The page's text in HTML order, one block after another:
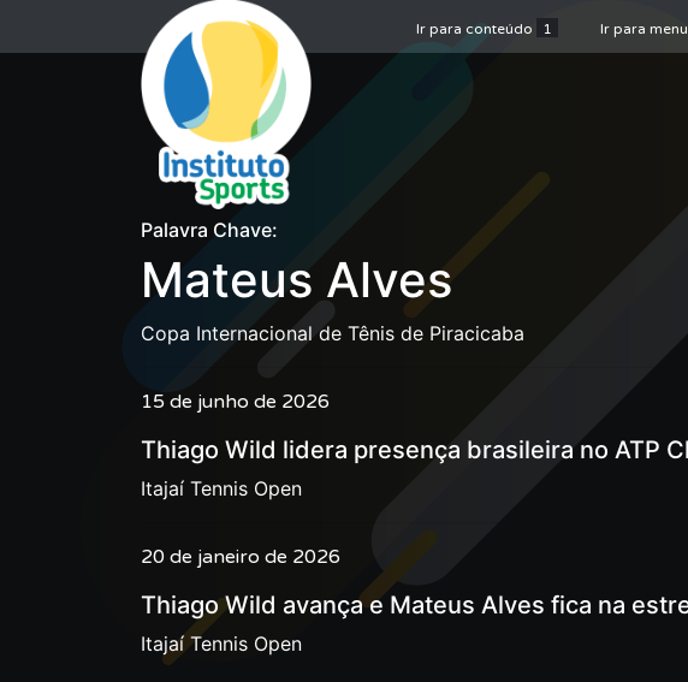
Ir para conteúdo 1 Ir para menu
Palavra Chave:
Mateus Alves
Copa Internacional de Tênis de Piracicaba
15 de junho de 2026
Thiago Wild lidera presença brasileira no ATP
Itajaí Tennis Open
20 de janeiro de 2026
Thiago Wild avança e Mateus Alves fica na
Itajaí Tennis Open